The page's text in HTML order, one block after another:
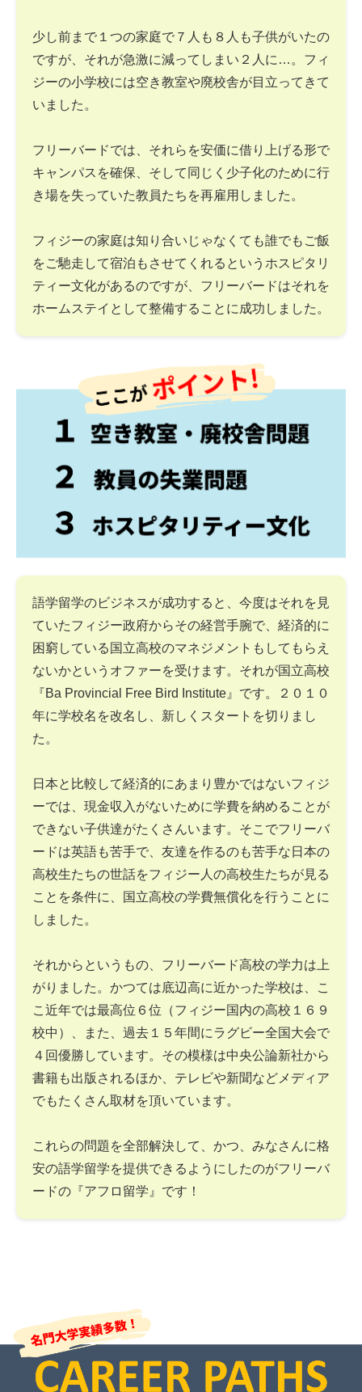
少し前まで１つの家庭で７人も８人も子供がいたの
ですが、それが急激に減ってしまい２人に…。フィ
ジーの小学校には空き教室や廃校舎が目立ってきて
いました。
フリーバードでは、それらを安価に借り上げる形で
キャンパスを確保、そして同じく少子化のために行
き場を失っていた教員たちを再雇用しました。
フィジーの家庭は知り合いじゃなくても誰でもご飯
をご馳走して宿泊もさせてくれるというホスピタリ
ティー文化があるのですが、フリーバードはそれを
ホームステイとして整備することに成功しました。
語学留学のビジネスが成功すると、今度はそれを見
ていたフィジー政府からその経営手腕で、経済的に
困窮している国立高校のマネジメントもしてもらえ
ないかというオファーを受けます。それが国立高校
『Ba Provincial Free Bird Institute』です。２０１０
年に学校名を改名し、新しくスタートを切りまし
た。
日本と比較して経済的にあまり豊かではないフィジ
ーでは、現金収入がないために学費を納めることが
できない子供達がたくさんいます。そこでフリーバ
ードは英語も苦手で、友達を作るのも苦手な日本の
高校生たちの世話をフィジー人の高校生たちが見る
ことを条件に、国立高校の学費無償化を行うことに
しました。
それからというもの、フリーバード高校の学力は上
がりました。かつては底辺高に近かった学校は、こ
こ近年では最高位６位（フィジー国内の高校１６９
校中）、また、過去１５年間にラグビー全国大会で
４回優勝しています。その模様は中央公論新社から
書籍も出版されるほか、テレビや新聞などメディア
でもたくさん取材を頂いています。
これらの問題を全部解決して、かつ、みなさんに格
安の語学留学を提供できるようにしたのがフリーバ
ードの『アフロ留学』です！